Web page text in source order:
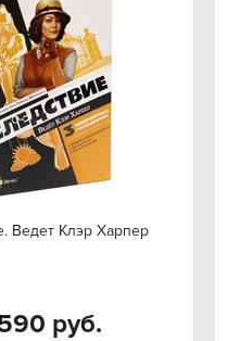
Ведет Клэр Харпер
руб.